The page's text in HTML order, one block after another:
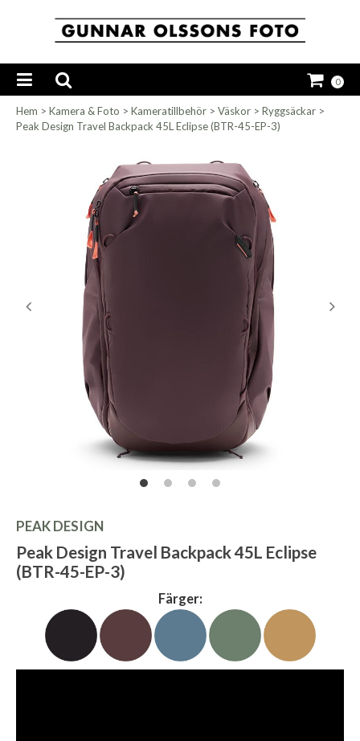
0
Hem > Kamera & Foto > Kameratillbehör > Väskor > Ryggsäckar >
Peak Design Travel Backpack 45L Eclipse (BTR-45-EP-3)
PEAK DESIGN
Peak Design Travel Backpack 45L Eclipse
(BTR-45-EP-3)
Färger: